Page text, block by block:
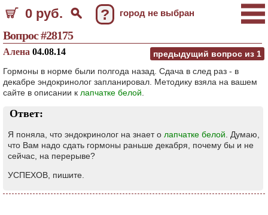
0 руб. ? город не выбран
Вопрос #28175
предыдущий вопрос из 1
Алена 04.08.14
Гормоны в норме были полгода назад. Сдача в след раз - в
декабре эндокринолог запланировал. Методику взяла на вашем
сайте в описании к лапчатке белой
Ответ:
Я поняла, что эндокринолог на знает о лапчатке белой . Думаю,
что Вам надо сдать гормоны раньше декабря, почему бы и не
сейчас, на перерыве?
УСПЕХОВ, пишите.